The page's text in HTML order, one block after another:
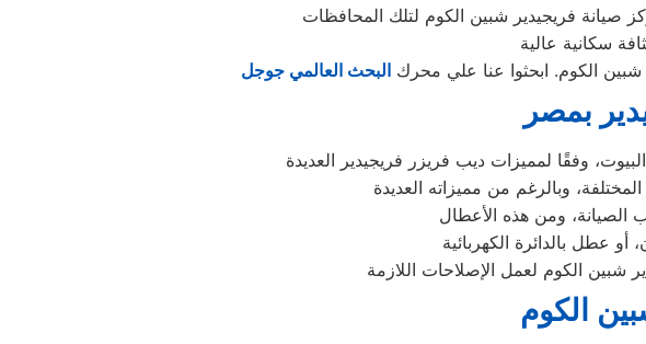
شبين الكوم. ابحثوا عنا علي محركالبحث العالمي جوجل
بمصر
الكوم